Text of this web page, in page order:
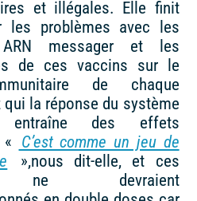
et illégales. Elle finit
les problèmes avec les
messager et les
de ces vaccins sur le
de chaque
qui la réponse du système
entraîne des effets
C’est comme un jeu de
»,nous dit-elle, et ces
ne devraient